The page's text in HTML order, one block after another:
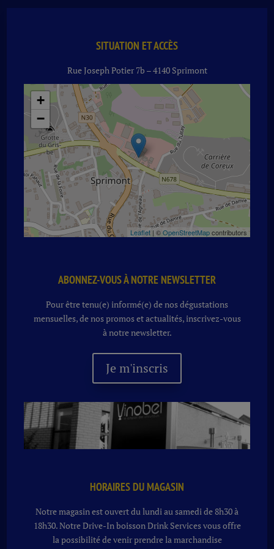
SITUATION ET ACCÈS
Rue Joseph Potier 7b – 4140 Sprimont
+
−
Leaflet| ©OpenStreetMapcontributors
ABONNEZ-VOUS À NOTRE NEWSLETTER
Pour être tenu(e) informé(e) de nos dégustations
mensuelles, de nos promos et actualités, inscrivez-vous
à notre newsletter.
Je m'inscris
HORAIRES DU MAGASIN
Notre magasin est ouvert du lundi au samedi de 8h30 à
18h30. NotreDrive-In boissonDrink Services vous offre
la possibilité de venir prendre la marchandise